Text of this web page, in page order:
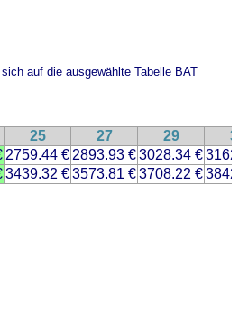
auf die ausgewählte Tabelle BAT
25 27 29
2759.44 € 2893.93 €3028.34 €
3439.32 €3573.81 €3708.22 €